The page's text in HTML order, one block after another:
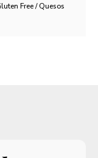
Free / Quesos